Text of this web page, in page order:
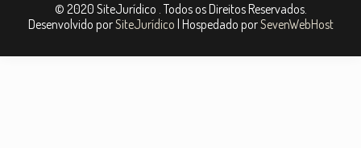
© 2020 SiteJurídico . Todos os Direitos Reservados.
Desenvolvido porSiteJurídico | Hospedado porSevenWebHost